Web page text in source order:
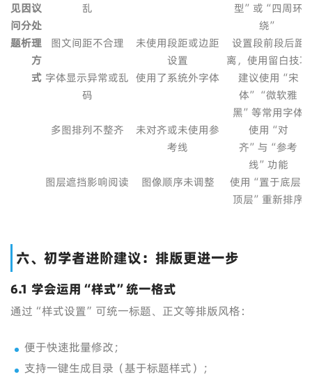
见
问
题
因
分
析
议
处
理
方
式
乱
型”或“四周环
绕”
图文间距不合理
未使用段距或边距
设置
设置段前段后距
离，使用留白技巧
字体显示异常或乱
码
使用了系统外字体
建议使用“宋
体”“微软雅
黑”等常用字体
多图排列不整齐
未对齐或未使用参
考线
使用“对
齐”与“参考
线”功能
图层遮挡影响阅读
图像顺序未调整
使用“置于底层/
顶层”重新排序
六、初学者进阶建议：排版更进一步
6.1 学会运用“样式”统一格式
通过“样式设置”可统一标题、正文等排版风格：
便于快速批量修改；
支持一键生成目录（基于标题样式）；